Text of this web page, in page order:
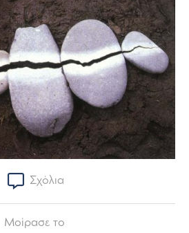
Σχόλια
Μοίρασε το